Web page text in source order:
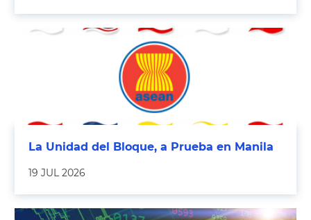
La Unidad del Bloque, a Prueba en Manila
19 JUL 2026